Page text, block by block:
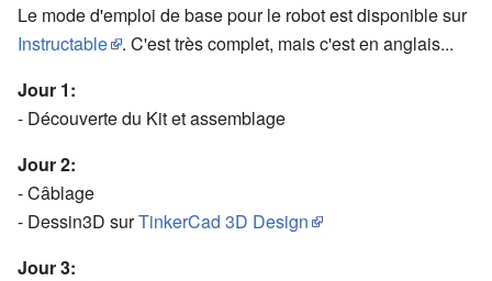
Le mode d'emploi de base pour le robot est disponible sur
Instructable
. C'est très complet, mais c'est en anglais...
Jour 1:
- Découverte du Kit et assemblage
Jour 2:
- Câblage
- Dessin3D surTinkerCad 3D Design
Jour 3: